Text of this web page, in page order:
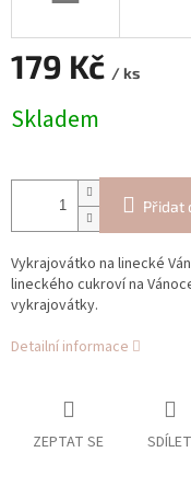
179 Kč / ks
cena:
Skladem
Přidat
Vykrajovátko na linecké
lineckého cukroví na
vykrajovátky.
Detailní informace
ZEPTAT SE SDÍLET